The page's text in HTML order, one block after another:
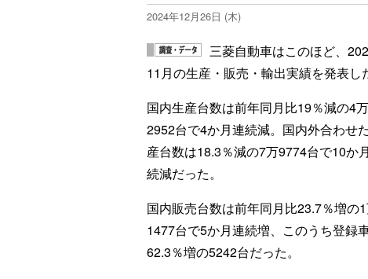
2024年12月26日 (木)
三菱自動車はこのほど、
11月の生産・販売・輸出実績を発表し
国内生産台数は前年同月比19％減の4万
2952台で4か月連続減。国内外合わせ
産台数は18.3％減の7万9774台で10か
続減だった。
国内販売台数は前年同月比23.7％増の
1477台で5か月連続増、このうち登録
62.3％増の5242台だった。